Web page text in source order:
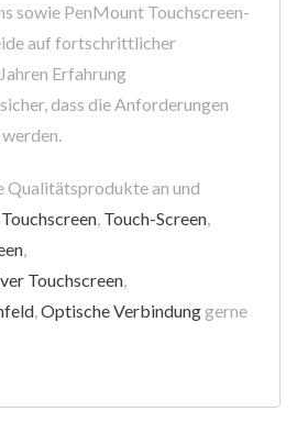
sowie PenMount Touchscreen-
auf fortschrittlicher
Erfahrung
dass die Anforderungen
Qualitätsprodukte an und
Touchscreen, Touch-Screen,
,
Touchscreen,
,Optische Verbindunggerne